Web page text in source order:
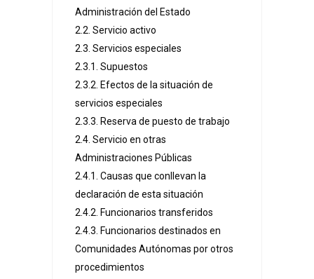
Administración del Estado
2.2. Servicio activo
2.3. Servicios especiales
2.3.1. Supuestos
2.3.2. Efectos de la situación de
servicios especiales
2.3.3. Reserva de puesto de trabajo
2.4. Servicio en otras
Administraciones Públicas
2.4.1. Causas que conllevan la
declaración de esta situación
2.4.2. Funcionarios transferidos
2.4.3. Funcionarios destinados en
Comunidades Autónomas por otros
procedimientos